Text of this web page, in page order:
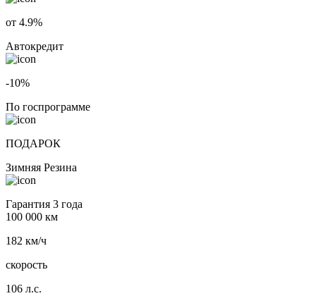
от 4.9%
Автокредит
-10%
По госпрограмме
ПОДАРОК
Зимняя Резина
Гарантия 3 года
100 000 км
182 км/ч
скорость
106 л.с.